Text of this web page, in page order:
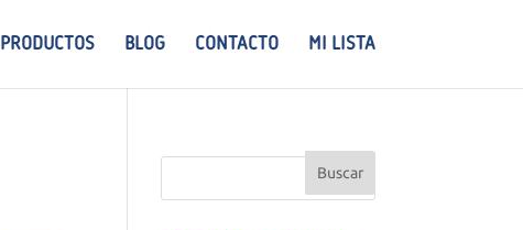
PRODUCTOS BLOG CONTACTO MI LISTA